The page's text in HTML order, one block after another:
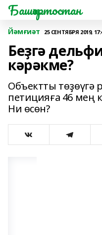
Башҡортостан
Йәмғиәт 25 СЕНТЯБРЯ 2019,
Беҙгә
кәрәкме?
Объектты төҙөүгә
петицияға 46 мең
Ни өсөн?